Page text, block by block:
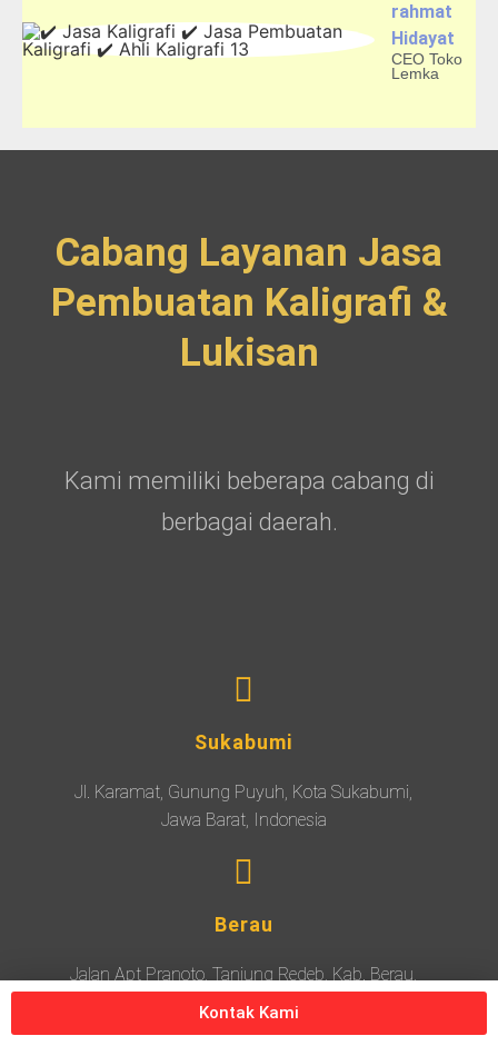
rahmat
Hidayat
CEO Toko
Lemka
Cabang Layanan Jasa
Pembuatan Kaligrafi &
Lukisan
Kami memiliki beberapa cabang di
berbagai daerah.
Sukabumi
Jl. Karamat, Gunung Puyuh, Kota Sukabumi,
Jawa Barat, Indonesia
Berau
Jalan Apt Pranoto, Tanjung Redeb, Kab. Berau,
Kalimantan Timur, Indonesia
Kontak Kami